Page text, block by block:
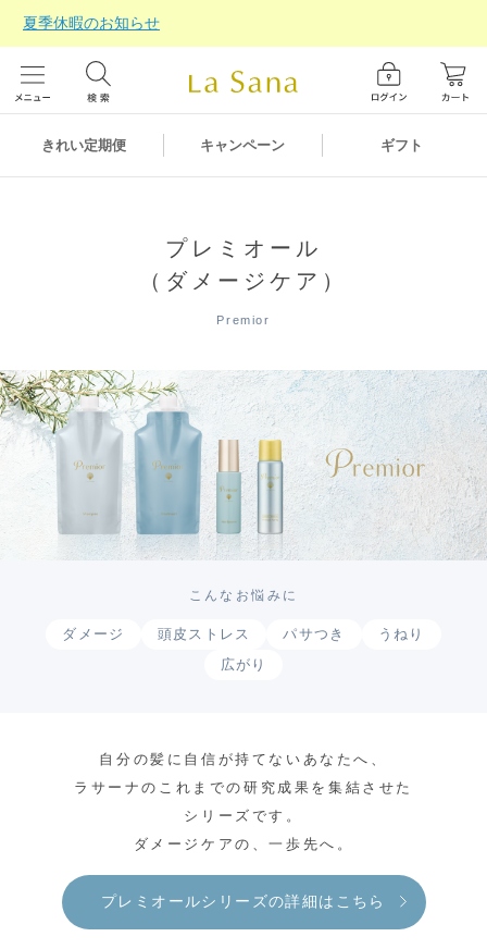
夏季休暇のお知らせ
きれい定期便 キャンペーン ギフト
プレミオール
（ダメージケア）
Premior
こんなお悩みに
ダメージ 頭皮ストレス パサつき
うねり
広がり
自分の髪に自信が持てないあなたへ、
ラサーナのこれまでの研究成果を集結させた
シリーズです。
ダメージケアの、一歩先へ。
プレミオールシリーズの詳細はこちら